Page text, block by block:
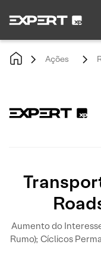
Ações
Aumento do
Rumo); Cíclicos